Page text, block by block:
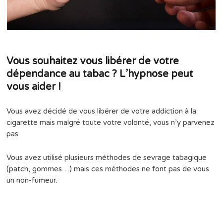
Vous souhaitez vous libérer de votre
dépendance au tabac ? L’hypnose peut
vous aider !
Vous avez décidé de vous libérer de votre addiction à la
cigarette mais malgré toute votre volonté, vous n’y parvenez
pas.
Vous avez utilisé plusieurs méthodes de sevrage tabagique
(patch, gommes…) mais ces méthodes ne font pas de vous
un non-fumeur.